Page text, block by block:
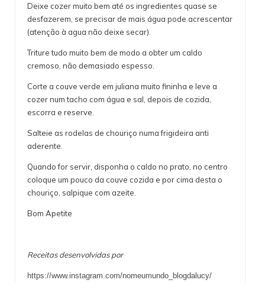
Deixe cozer muito bem até os ingredientes quase se
desfazerem, se precisar de mais água pode acrescentar
(atenção à agua não deixe secar).
Triture tudo muito bem de modo a obter um caldo
cremoso, não demasiado espesso.
Corte a couve verde em juliana muito fininha e leve a
cozer num tacho com água e sal, depois de cozida,
escorra e reserve.
Salteie as rodelas de chouriço numa frigideira anti
aderente.
Quando for servir, disponha o caldo no prato, no centro
coloque um pouco da couve cozida e por cima desta o
chouriço, salpique com azeite.
Bom Apetite
Receitas desenvolvidas por
https://www.instagram.com/nomeumundo_blogdalucy/